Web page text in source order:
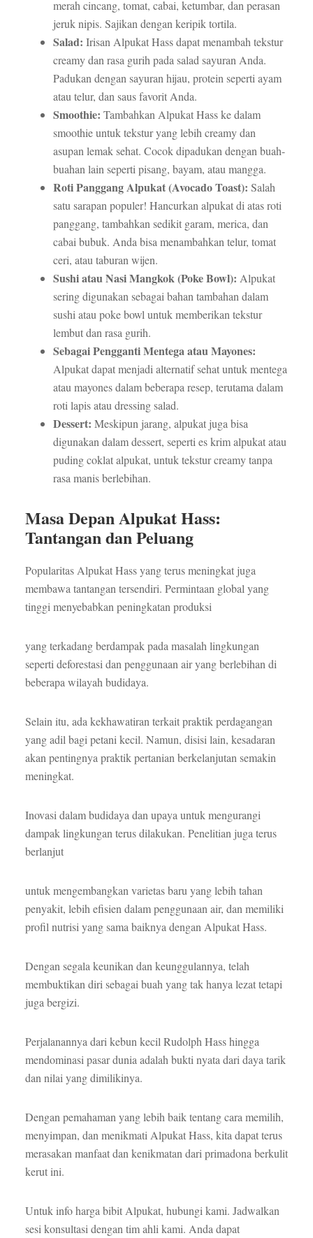
merah cincang, tomat, cabai, ketumbar, dan perasan
jeruk nipis. Sajikan dengan keripik tortila.
Salad: Irisan Alpukat Hass dapat menambah tekstur
creamy dan rasa gurih pada salad sayuran Anda.
Padukan dengan sayuran hijau, protein seperti ayam
atau telur, dan saus favorit Anda.
Smoothie: Tambahkan Alpukat Hass ke dalam
smoothie untuk tekstur yang lebih creamy dan
asupan lemak sehat. Cocok dipadukan dengan buah-
buahan lain seperti pisang, bayam, atau mangga.
Roti Panggang Alpukat (Avocado Toast): Salah
satu sarapan populer! Hancurkan alpukat di atas roti
panggang, tambahkan sedikit garam, merica, dan
cabai bubuk. Anda bisa menambahkan telur, tomat
ceri, atau taburan wijen.
Sushi atau Nasi Mangkok (Poke Bowl): Alpukat
sering digunakan sebagai bahan tambahan dalam
sushi atau poke bowl untuk memberikan tekstur
lembut dan rasa gurih.
Sebagai Pengganti Mentega atau Mayones:
Alpukat dapat menjadi alternatif sehat untuk mentega
atau mayones dalam beberapa resep, terutama dalam
roti lapis atau dressing salad.
Dessert: Meskipun jarang, alpukat juga bisa
digunakan dalam dessert, seperti es krim alpukat atau
puding coklat alpukat, untuk tekstur creamy tanpa
rasa manis berlebihan.
Masa Depan Alpukat Hass:
Tantangan dan Peluang
Popularitas Alpukat Hass yang terus meningkat juga
membawa tantangan tersendiri. Permintaan global yang
tinggi menyebabkan peningkatan produksi
yang terkadang berdampak pada masalah lingkungan
seperti deforestasi dan penggunaan air yang berlebihan di
beberapa wilayah budidaya.
Selain itu, ada kekhawatiran terkait praktik perdagangan
yang adil bagi petani kecil. Namun, disisi lain, kesadaran
akan pentingnya praktik pertanian berkelanjutan semakin
meningkat.
Inovasi dalam budidaya dan upaya untuk mengurangi
dampak lingkungan terus dilakukan. Penelitian juga terus
berlanjut
untuk mengembangkan varietas baru yang lebih tahan
penyakit, lebih efisien dalam penggunaan air, dan memiliki
profil nutrisi yang sama baiknya dengan Alpukat Hass.
Dengan segala keunikan dan keunggulannya, telah
membuktikan diri sebagai buah yang tak hanya lezat tetapi
juga bergizi.
Perjalanannya dari kebun kecil Rudolph Hass hingga
mendominasi pasar dunia adalah bukti nyata dari daya tarik
dan nilai yang dimilikinya.
Dengan pemahaman yang lebih baik tentang cara memilih,
menyimpan, dan menikmati Alpukat Hass, kita dapat terus
merasakan manfaat dan kenikmatan dari primadona berkulit
kerut ini.
Untuk info harga bibit Alpukat, hubungi kami. Jadwalkan
sesi konsultasi dengan tim ahli kami. Anda dapat